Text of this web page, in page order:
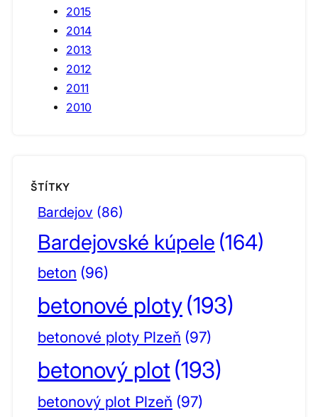
2015
2014
2013
2012
2011
2010
ŠTÍTKY
Bardejov (86)
Bardejovské kúpele (164)
beton (96)
betonové ploty(193)
betonové ploty Plzeň (97)
betonový plot (193)
betonový plot Plzeň (97)